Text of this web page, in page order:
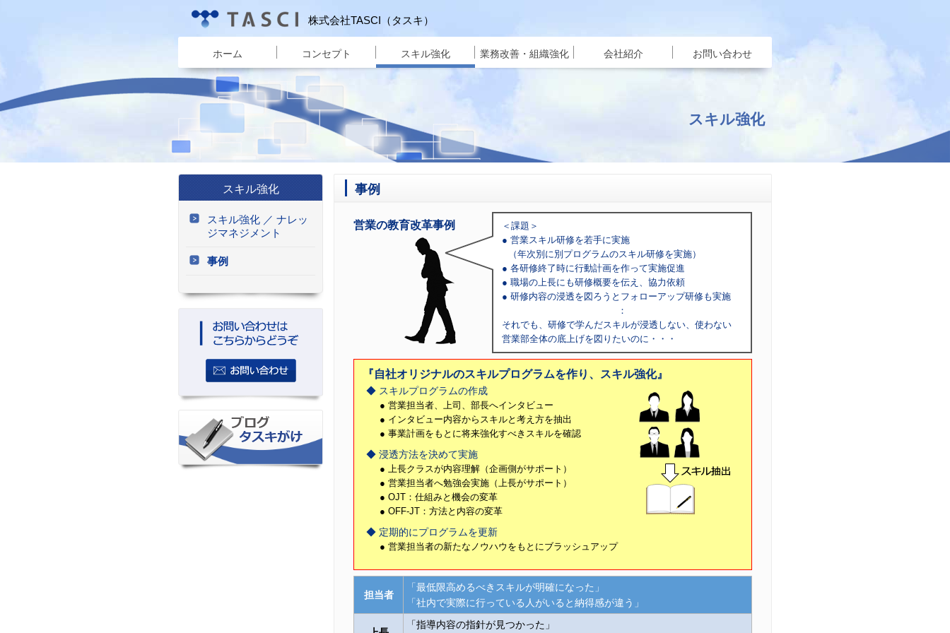
株式会社TASCI（タスキ）
ホーム コンセプト スキル強化 業務改善・組織強化 会社紹介 お問い合わせ
スキル強化
スキル強化
スキル強化 ／ ナレッ
ジマネジメント
事例
事例
営業の教育改革事例
＜課題＞
営業スキル研修を若手に実施
（年次別に別プログラムのスキル研修を実施）
各研修終了時に行動計画を作って実施促進
職場の上長にも研修概要を伝え、協力依頼
研修内容の浸透を図ろうとフォローアップ研修も実施
：
それでも、研修で学んだスキルが浸透しない、使わない
営業部全体の底上げを図りたいのに・・・
『自社オリジナルのスキルプログラムを作り、スキル強化』
スキルプログラムの作成
営業担当者、上司、部長へインタビュー
インタビュー内容からスキルと考え方を抽出
事業計画をもとに将来強化すべきスキルを確認
浸透方法を決めて実施
上長クラスが内容理解（企画側がサポート）
営業担当者へ勉強会実施（上長がサポート）
OJT：仕組みと機会の変革
OFF-JT：方法と内容の変革
定期的にプログラムを更新
営業担当者の新たなノウハウをもとにブラッシュアップ
担当者
「最低限高めるべきスキルが明確になった」
「社内で実際に行っている人がいると納得感が違う」
「指導内容の指針が見つかった」